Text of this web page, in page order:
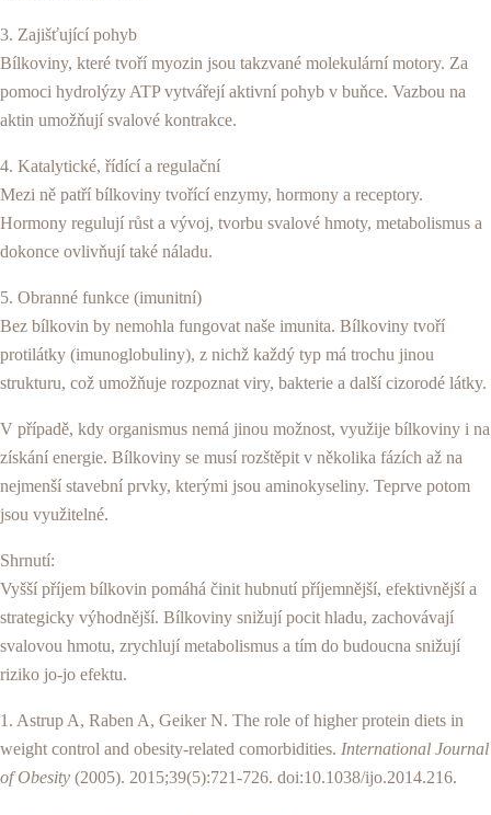
3. Zajišťující pohyb
Bílkoviny, které tvoří myozin jsou takzvané molekulární motory. Za
pomoci hydrolýzy ATP vytvářejí aktivní pohyb v buňce. Vazbou na
aktin umožňují svalové kontrakce.
4. Katalytické, řídící a regulační
Mezi ně patří bílkoviny tvořící enzymy, hormony a receptory.
Hormony regulují růst a vývoj, tvorbu svalové hmoty, metabolismus a
dokonce ovlivňují také náladu.
5. Obranné funkce (imunitní)
Bez bílkovin by nemohla fungovat naše imunita. Bílkoviny tvoří
protilátky (imunoglobuliny), z nichž každý typ má trochu jinou
strukturu, což umožňuje rozpoznat viry, bakterie a další cizorodé látky.
V případě, kdy organismus nemá jinou možnost, využije bílkoviny i na
získání energie. Bílkoviny se musí rozštěpit v několika fázích až na
nejmenší stavební prvky, kterými jsou aminokyseliny. Teprve potom
jsou využitelné.
Shrnutí:
Vyšší příjem bílkovin pomáhá činit hubnutí příjemnější, efektivnější a
strategicky výhodnější. Bílkoviny snižují pocit hladu, zachovávají
svalovou hmotu, zrychlují metabolismus a tím do budoucna snižují
riziko jo-jo efektu.
1. Astrup A, Raben A, Geiker N. The role of higher protein diets in
weight control and obesity-related comorbidities. International Journal
of Obesity (2005). 2015;39(5):721-726. doi:10.1038/ijo.2014.216.